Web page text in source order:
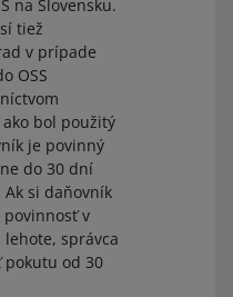
na Slovensku.
tiež
v prípade
OSS
bol použitý
je povinný
do 30 dní
si daňovník
v
správca
od 30